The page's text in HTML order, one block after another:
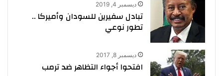
ديسمبر 4, 2019
تبادل سفيرين للسودان وأميركا ..
تطور نوعي
ديسمبر 8, 2017
افتحوا أجواء التظاهر ضد ترمب